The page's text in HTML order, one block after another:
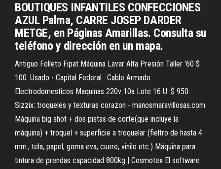
BOUTIQUES INFANTILES CONFECCIONES
AZUL Palma, CARRE JOSEP DARDER
METGE, en Páginas Amarillas. Consulta su
teléfono y dirección en un mapa.
Antiguo Folleto Fipat Máquina Lavar Alta Presión Taller '60 $
100. Usado - Capital Federal . Cable Armado
Electrodomesticos Maquinas 220v 10a Lote 16 U. $ 950.
Sizzix: troqueles y texturas corazon - manosmaravillosas.com
Máquina big shot + dos pistas de corte(que incluye la
máquina) + troquel + superficie a troquelar (fieltro de hasta 4
mm., tela, papel, goma eva, cuero, vinilo etc.) Máquina para
tintura de prendas capacidad 800kg | Cosmotex El software